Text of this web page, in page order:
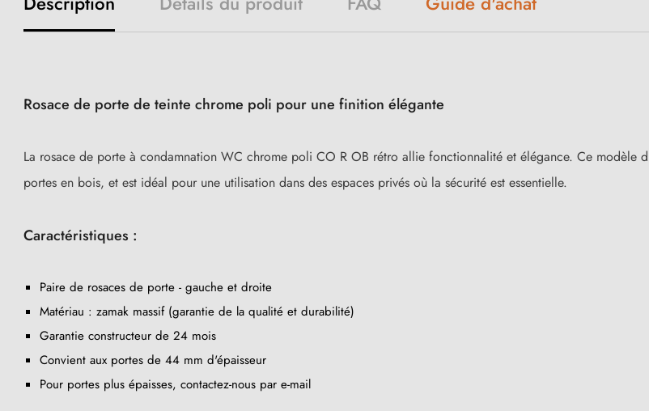
Rosace de porte de teinte chrome poli pour une finition élégante
La rosace de porte à condamnation WC chrome poli CO R OB rétro allie fonctionnalité et élégance. Ce modèle
portes en bois, et est idéal pour une utilisation dans des espaces privés où la sécurité est essentielle.
Caractéristiques :
Paire de rosaces de porte - gauche et droite
Matériau : zamak massif (garantie de la qualité et durabilité)
Garantie constructeur de 24 mois
Convient aux portes de 44 mm d'épaisseur
Pour portes plus épaisses, contactez-nous par e-mail